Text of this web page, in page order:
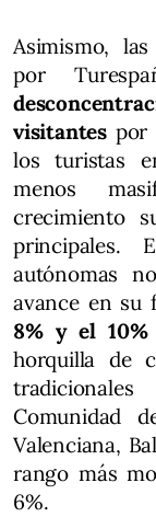
Asimismo,
por
visitantes por
los turistas
menos
crecimiento
principales.
autónomas
avance en su
8% y el
horquilla de
Comunidad
Valenciana,
rango más
6%.